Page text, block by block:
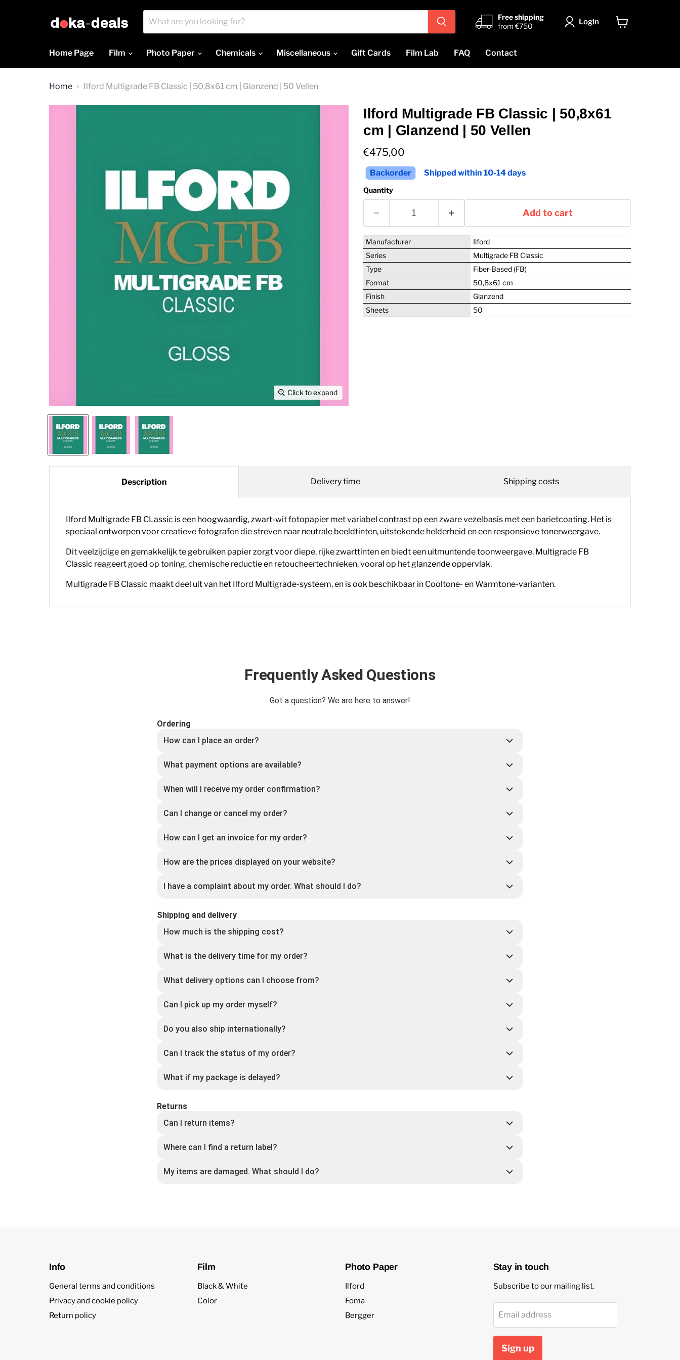
Free shipping
from €750
Login
Home Page
Film Photo Paper Chemicals Miscellaneous Gift Cards Film Lab FAQ Contact
Home Ilford Multigrade FB Classic | 50,8x61 cm | Glanzend | 50 Vellen
Click to expand
Ilford Multigrade FB Classic | 50,8x61
cm | Glanzend | 50 Vellen
Current price
€475,00
Backorder Shipped within 10-14 days
Quantity
Add to cart
Manufacturer
Ilford
Series
Multigrade FB Classic
Type
Fiber-Based (FB)
Format
50,8x61 cm
Finish
Glanzend
Sheets
50
Description
Ilford Multigrade FB CLassic is een hoogwaardig, zwart-wit fotopapier met variabel contrast op een zware vezelbasis met een barietcoating. Het is
speciaal ontworpen voor creatieve fotografen die streven naar neutrale beeldtinten, uitstekende helderheid en een responsieve tonerweergave.
Dit veelzijdige en gemakkelijk te gebruiken papier zorgt voor diepe, rijke zwarttinten en biedt een uitmuntende toonweergave. Multigrade FB
Classic reageert goed op toning, chemische reductie en retoucheertechnieken, vooral op het glanzende oppervlak.
Multigrade FB Classic maakt deel uit van het Ilford Multigrade-systeem, en isook beschikbaar in Cooltone- en Warmtone-varianten.
Delivery time Shipping costs
Frequently Asked Questions
Got a question? We are here to answer!
Ordering
How can I place an order?
What payment options are available?
When will I receive my order confirmation?
Can I change or cancel my order?
How can I get an invoice for my order?
How are the prices displayed on your website?
I have a complaint about my order. What should I do?
Shipping and delivery
How much is the shipping cost?
What is the delivery time for my order?
What delivery options can I choose from?
Can I pick up my order myself?
Do you also ship internationally?
Can I track the status of my order?
What if my package is delayed?
Returns
Can I return items?
Where can I find a return label?
My items are damaged. What should I do?
Info
General terms and conditions
Privacy and cookie policy
Return policy
Film
Black & White
Color
Photo Paper
Ilford
Foma
Bergger
Stay in touch
Subscribe to our mailing list.
Email address
Sign up